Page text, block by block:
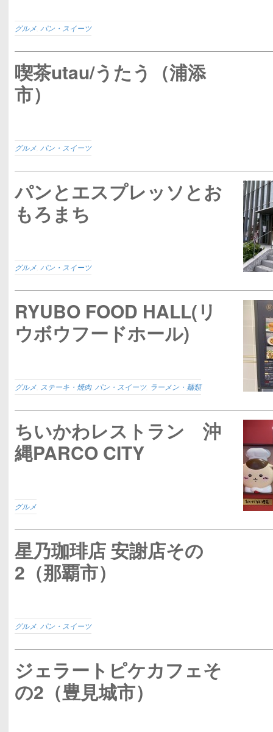
グルメ パン・スイーツ
喫茶utau/うたう（浦添
市）
グルメ パン・スイーツ
パンとエスプレッソとお
もろまち
グルメ パン・スイーツ
RYUBO FOOD HALL(リ
ウボウフードホール)
グルメ ステーキ・焼肉, パン・スイーツ, ラーメン・麺類
ちいかわレストラン 沖
縄PARCO CITY
グルメ
星乃珈琲店 安謝店その
2（那覇市）
グルメ パン・スイーツ
ジェラートピケカフェそ
の2（豊見城市）